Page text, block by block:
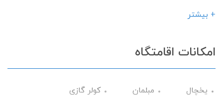
+ بیشتر
امکانات اقامتگاه
یخچال مبلمان
کولر گازی